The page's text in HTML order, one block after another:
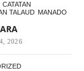
CATATAN
TALAUD MANADO
2026